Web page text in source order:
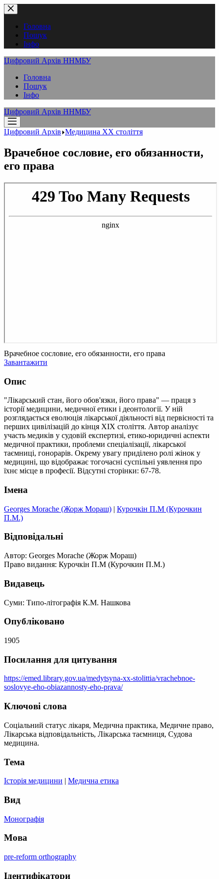
Перейти
до
вмістуГоловна
Пошук
Інфо
Цифровий Архів ННМБУ
Головна
Пошук
Інфо
Цифровий Архів ННМБУ
Цифровий Архів Медицина XX століття
Врачебное сословие, его обязанности,
его права
Врачебное сословие, его обязанности, его права
Завантажити
Опис
"Лікарський стан, його обов'язки, його права" — праця з
історії медицини, медичної етики і деонтології. У ній
розглядається еволюція лікарської діяльності від первісності та
перших цивілізацій до кінця XIX століття. Автор аналізує
участь медиків у судовій експертизі, етико-юридичні аспекти
медичної практики, проблеми спеціалізації, лікарської
таємниці, гонорарів. Окрему увагу приділено ролі жінок у
медицині, що відображає тогочасні суспільні уявлення про
їхнє місце в професії. Відсутні сторінки: 67-78.
Імена
Georges Morache (Жорж Мораш) | Курочкін П.М (Курочкин
П.М.)
Відповідальні
Автор: Georges Morache (Жорж Мораш)
Право видання: Курочкін П.М (Курочкин П.М.)
Видавець
Суми: Типо-літографія К.М. Нашкова
Опубліковано
1905
Посилання для цитування
https://emed.library.gov.ua/medytsyna-xx-stolittia/vrachebnoe-
soslovye-eho-obiazannosty-eho-prava/
Ключові слова
Соціальний статус лікаря, Медична практика, Медичне право,
Лікарська відповідальність, Лікарська таємниця, Судова
медицина.
Тема
Історія медицини | Медична етика
Вид
Монографія
Мова
pre-reform orthography
Ідентифікатори